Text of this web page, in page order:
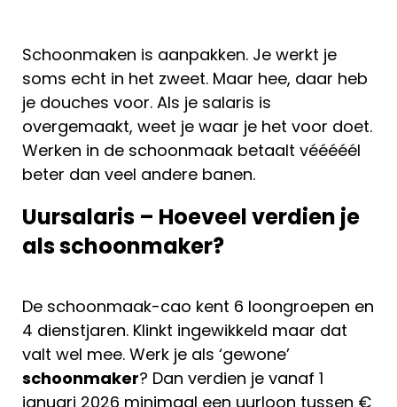
Schoonmaken is aanpakken. Je werkt je
soms echt in het zweet. Maar hee, daar heb
je douches voor. Als je salaris is
overgemaakt, weet je waar je het voor doet.
Werken in de schoonmaak betaalt vééééél
beter dan veel andere banen.
Uursalaris – Hoeveel verdien je
als schoonmaker?
De schoonmaak-cao kent 6 loongroepen en
4 dienstjaren. Klinkt ingewikkeld maar dat
valt wel mee. Werk je als ‘gewone’
schoonmaker? Dan verdien je vanaf 1
januari 2026 minimaal een uurloon tussen €